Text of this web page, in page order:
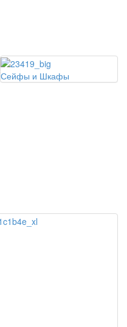
Сейфы и Шкафы